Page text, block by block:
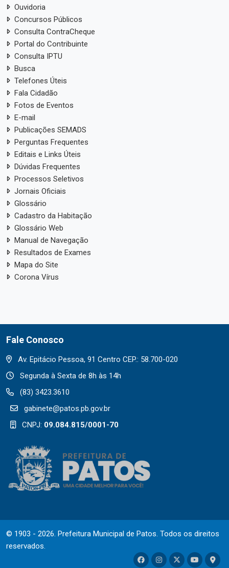
Ouvidoria
Concursos Públicos
Consulta ContraCheque
Portal do Contribuinte
Consulta IPTU
Busca
Telefones Úteis
Fala Cidadão
Fotos de Eventos
E-mail
Publicações SEMADS
Perguntas Frequentes
Editais e Links Úteis
Dúvidas Frequentes
Processos Seletivos
Jornais Oficiais
Glossário
Cadastro da Habitação
Glossário Web
Manual de Navegação
Resultados de Exames
Mapa do Site
Corona Vírus
Fale Conosco
Av. Epitácio Pessoa, 91 Centro CEP.: 58.700-020
Segunda à Sexta de 8h às 14h
(83) 3423.3610
gabinete@patos.pb.gov.br
CNPJ: 09.084.815/0001-70
© 1903 - 2026. Prefeitura Municipal de Patos. Todos os direitos
reservados.